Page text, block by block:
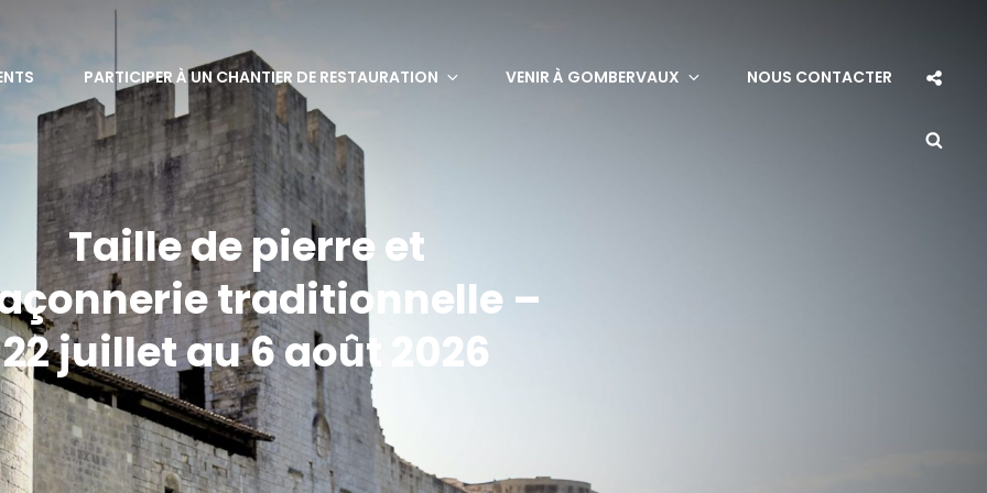
PARTICIPER À UN CHANTIER DE RESTAURATION VENIR À GOMBERVAUX NOUS CONTACTER
Taille de pierre et
traditionnelle –
22 juillet au 6 août 2026